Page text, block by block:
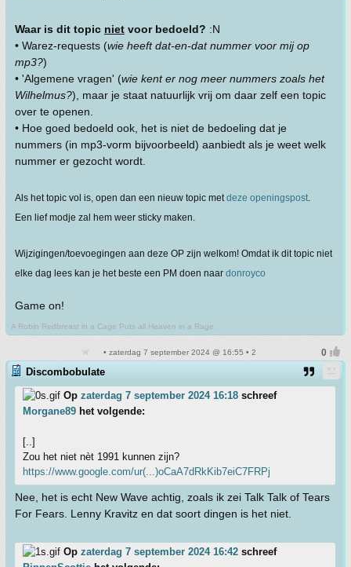
Waar is dit topic niet voor bedoeld? :N
• Warez-requests (wie heeft dat-en-dat nummer voor mij op
mp3?)
• 'Algemene vragen' (wie kent er nog meer nummers zoals het
Wilhelmus?), maar je staat natuurlijk vrij om daar zelf een topic
over te openen.
• Hoe goed bedoeld ook, het is niet de bedoeling dat je
nummers (in mp3-vorm bijvoorbeeld) aanbiedt als je weet welk
nummer er gezocht wordt.
Als het topic vol is, open dan een nieuw topic metdeze openingspost.
Een lief modje zal hem weer sticky maken.
Wijzigingen/toevoegingen aan deze OP zijn welkom! Omdat ik dit topic niet
elke dag lees kan je het beste een PM doen naar donroyco
Game on!
A Robin Redbreast in a Cage Puts all Heaven in a Rage.
• zaterdag 7 september 2024 @ 16:55 • 2
Discombobulate
Op zaterdag 7 september 2024 16:18 schreef
Morgane89 het volgende:
[..]
Zou het niet nèt 1991 kunnen zijn?
https://www.google.com/ur(...)oCaA7dRkKib7eiC7FRPj
Nee, het is echt New Wave achtig, zoals ik zei Talk Talk of Tears
For Fears. Lenny Kravitz en dat soort dingen is het niet.
Op zaterdag 7 september 2024 16:42 schreef